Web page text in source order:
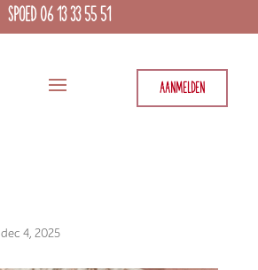
SPOED 06 13 33 55 51
AANMELDEN
dec 4, 2025